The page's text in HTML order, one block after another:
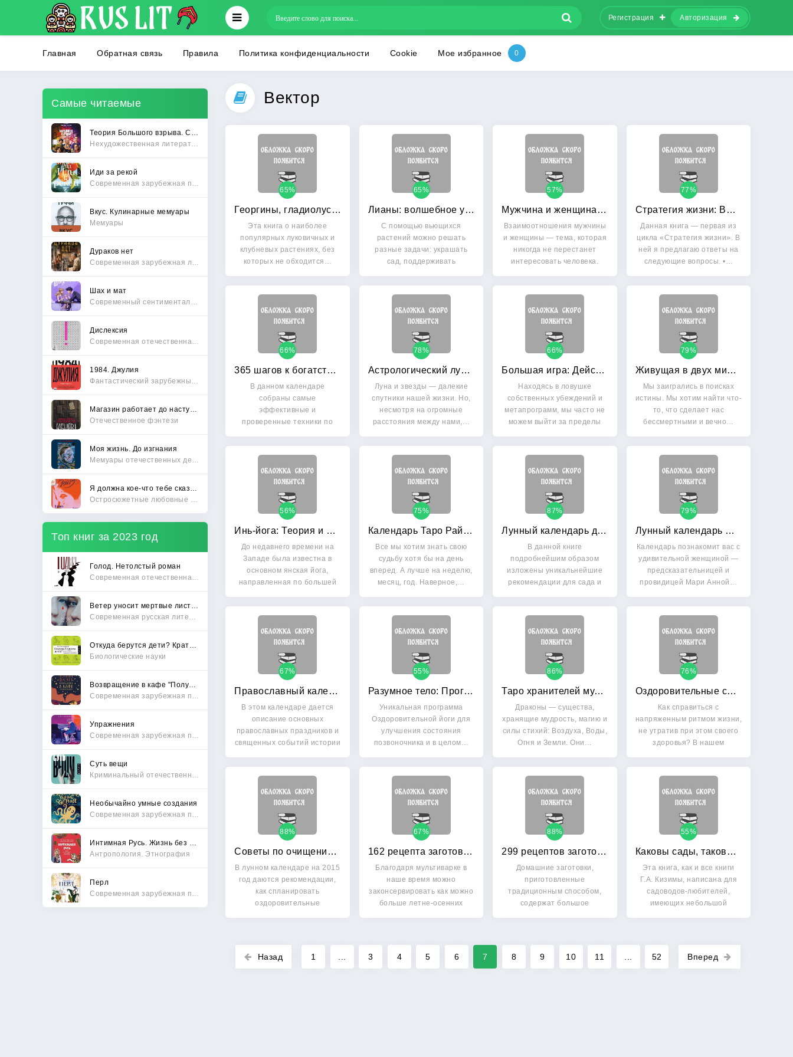
Регистрация Авторизация
Главная Обратная связь Правила Политика конфиденциальности Cookie Мое избранное
Самые читаемые
Иди за рекой
Вкус. Кулинарные мемуары
Мемуары
Дураков нет
Шах и мат
Дислексия
1984. Джулия
Отечественное фэнтези
Моя жизнь. До изгнания
Топ книг за 2023 год
Голод. Нетолстый роман
Биологические науки
Упражнения
Суть вещи
Необычайно умные создания
Антропология. Этнография
Перл
Вектор
Георгины, гладиолусы, пионы и другие клубневые: Секреты красоты вашего сада
65%
Эта книга о наиболее
популярных луковичных и
клубневых растениях, без
которых не обходится…
Лианы: волшебное украшение вашего сада: Секреты выращивания и ухода
65%
С помощью вьющихся
растений можно решать
разные задачи: украшать
сад, поддерживать
Мужчина и женщина: архетипы египетской мифологии
57%
Взаимоотношения мужчины
и женщины — тема, которая
никогда не перестанет
интересовать человека.
Стратегия жизни: Выбор есть на каждом перекрестке. Презентация системы навыков ДЭИР. Представительства школы навыков ДЭИР
77%
Данная книга — первая из
цикла «Стратегия жизни». В
ней я предлагаю ответы на
следующие вопросы. •…
365 шагов к богатству: Денежный календарь 2015 год
66%
В данном календаре
собраны самые
эффективные и
проверенные техники по
Астрологический лунный календарь на 2015 год
78%
Луна и звезды — далекие
спутники нашей жизни. Но,
несмотря на огромные
расстояния между нами,…
Большая игра: Действуй как миллиардер
66%
Находясь в ловушке
собственных убеждений и
метапрограмм, мы часто не
можем выйти за пределы
Живущая в двух мирах
79%
Мы заигрались в поисках
истины. Мы хотим найти что-
то, что сделает нас
бессмертными и вечно…
Инь-йога: Теория и практика
56%
До недавнего времени на
Западе была известна в
основном янская йога,
направленная по большей
Календарь Таро Райдера-Уайта на 2015 год
75%
Все мы хотим знать свою
судьбу хотя бы на день
вперед. А лучше на неделю,
месяц, год. Наверное,…
Лунный календарь для разумно-ленивых огородников на 2015 год
87%
В данной книге
подробнейшим образом
изложены уникальнейшие
рекомендации для сада и
Лунный календарь Марии Ленорман 2015: Гадания, предсказания, сонник
79%
Календарь познакомит вас с
удивительной женщиной —
предсказательницей и
провидицей Мари Анной…
Православный календарь на 2015 год
67%
В этом календаре дается
описание основных
православных праздников и
священных событий истории
Разумное тело: Программа коррекции позвоночника
55%
Уникальная программа
Оздоровительной йоги для
улучшения состояния
позвоночника и в целом…
Таро хранителей мудрости: Говорящие карты драконов
86%
Драконы — существа,
хранящие мудрость, магию и
силы стихий: Воздуха, Воды,
Огня и Земли. Они…
Оздоровительные советы на каждый день: Лунный календарь на 2015 год
76%
Как справиться с
напряженным ритмом жизни,
не утратив при этом своего
здоровья? В нашем
Советы по очищению организма на каждый день: Лунный календарь на 2015 год
88%
В лунном календаре на 2015
год даются рекомендации,
как спланировать
оздоровительные
162 рецепта заготовок из мультиварки
67%
Благодаря мультиварке в
наше время можно
законсервировать как можно
больше летне-осенних
299 рецептов заготовок без соли и сахара
88%
Домашние заготовки,
приготовленные
традиционным способом,
содержат большое
Каковы сады, таковы и плоды: Все об уходе за яблонями и грушами
55%
Эта книга, как и все книги
Г.А. Кизимы, написана для
садоводов-любителей,
имеющих небольшой
Назад 1 3 4 5 6 7 8 9 10 11 52 Вперед